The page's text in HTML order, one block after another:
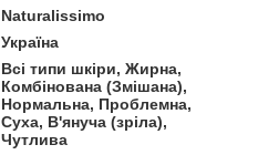
Naturalissimo
Україна
Всі типи шкіри, Жирна,
Комбінована (Змішана),
Нормальна, Проблемна,
Суха, В'януча (зріла),
Чутлива